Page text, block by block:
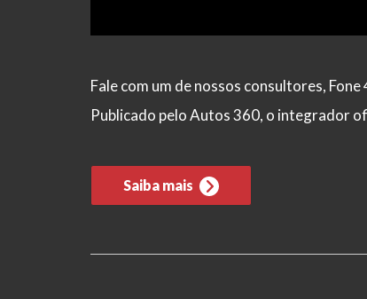
Fale com um de nossos consultores,
Publicado pelo Autos 360, o integrador
Saiba mais